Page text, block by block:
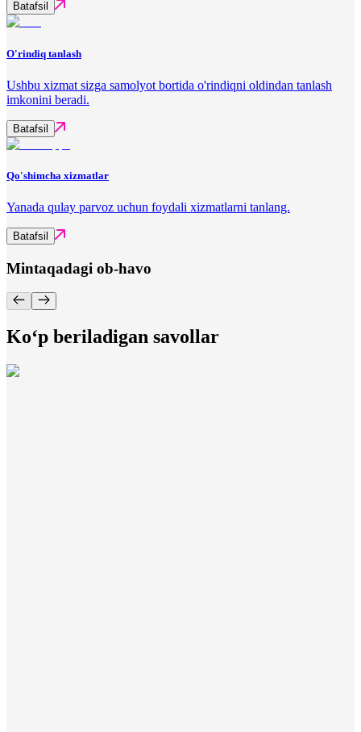
Batafsil
O'rindiq tanlash
Ushbu xizmat sizga samolyot bortida o'rindiqni oldindan tanlash
imkonini beradi.
Batafsil
Qo'shimcha xizmatlar
Yanada qulay parvoz uchun foydali xizmatlarni tanlang.
Batafsil
Mintaqadagi ob-havo
Ko‘p beriladigan savollar